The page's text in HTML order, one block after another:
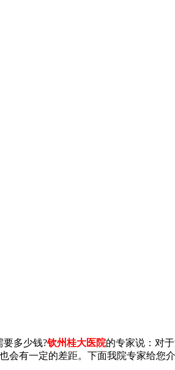
要多少钱?钦州桂大医院的专家说：对
有一定的差距。下面我院专家给您